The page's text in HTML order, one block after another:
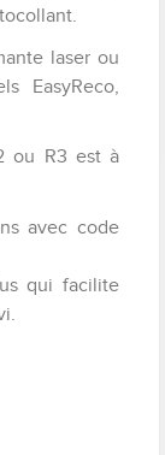
laser ou
EasyReco,
ou R3 est à
avec code
qui facilite